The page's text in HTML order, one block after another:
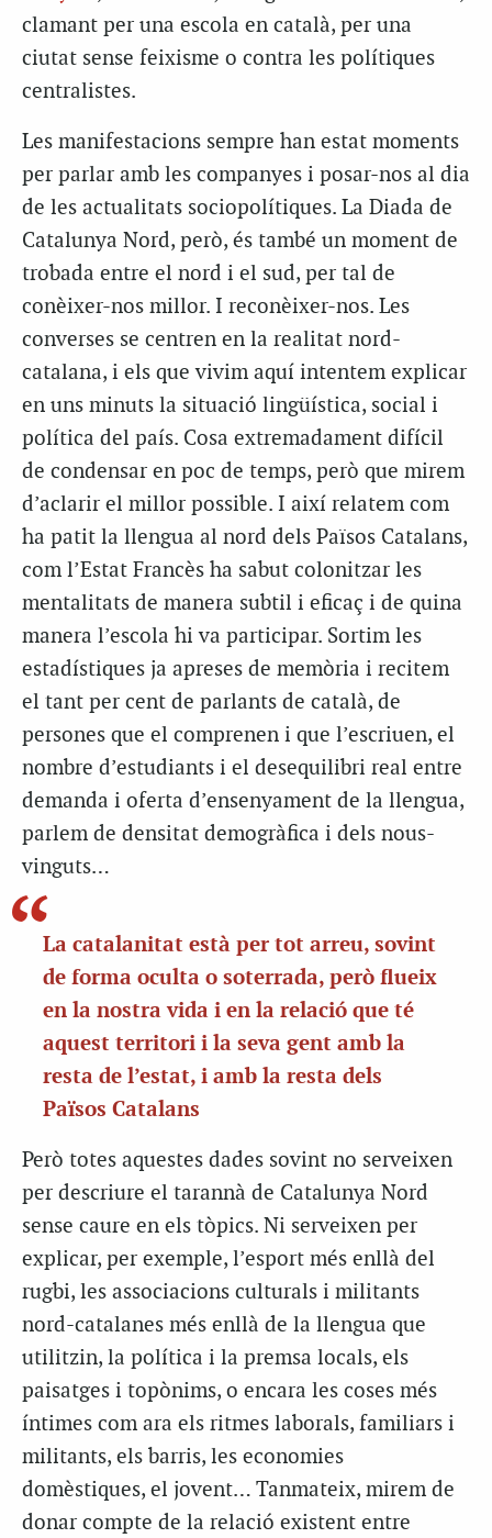
clamant per una escola en català, per una
ciutat sense feixisme o contra les polítiques
centralistes.
Les manifestacions sempre han estat moments
per parlar amb les companyes i posar-nos al dia
de les actualitats sociopolítiques. La Diada de
Catalunya Nord, però, és també un moment de
trobada entre el nord i el sud, per tal de
conèixer-nos millor. I reconèixer-nos. Les
converses se centren en la realitat nord-
catalana, i els que vivim aquí intentem explicar
en uns minuts la situació lingüística, social i
política del país. Cosa extremadament difícil
de condensar en poc de temps, però que mirem
d’aclarir el millor possible. I així relatem com
ha patit la llengua al nord dels Països Catalans,
com l’Estat Francès ha sabut colonitzar les
mentalitats de manera subtil i eficaç i de quina
manera l’escola hi va participar. Sortim les
estadístiques ja apreses de memòria i recitem
el tant per cent de parlants de català, de
persones que el comprenen i que l’escriuen, el
nombre d’estudiants i el desequilibri real entre
demanda i oferta d’ensenyament de la llengua,
parlem de densitat demogràfica i dels nous-
vinguts…
La catalanitat està per tot arreu, sovint
de forma oculta o soterrada, però flueix
en la nostra vida i en la relació que té
aquest territori i la seva gent amb la
resta de l’estat, i amb la resta dels
Països Catalans
Però totes aquestes dades sovint no serveixen
per descriure el tarannà de Catalunya Nord
sense caure en els tòpics. Ni serveixen per
explicar, per exemple, l’esport més enllà del
rugbi, les associacions culturals i militants
nord-catalanes més enllà de la llengua que
utilitzin, la política i la premsa locals, els
paisatges i topònims, o encara les coses més
íntimes com ara els ritmes laborals, familiars i
militants, els barris, les economies
domèstiques, el jovent… Tanmateix, mirem de
donar compte de la relació existent entre